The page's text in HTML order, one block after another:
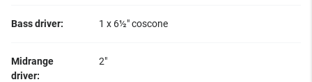
Bass driver: 1 x 6½" coscone
Midrange
driver:
2"